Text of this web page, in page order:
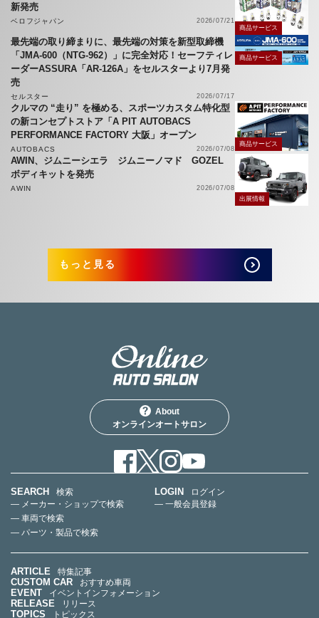
新発売
ベロフジャパン
2026/07/21
商品サービス
最先端の取り締まりに、最先端の対策を新型取締機
「JMA-600（NTG-962）」に完全対応！セーフティレ
ーダーASSURA「AR-126A」をセルスターより7月発
売
セルスター 2026/07/17
商品サービス
クルマの “走り” を極める、スポーツカスタム特化型
の新コンセプトストア「A PIT AUTOBACS
PERFORMANCE FACTORY 大阪」オープン
AUTOBACS 2026/07/08
商品サービス
AWIN、ジムニーシエラ ジムニーノマド GOZEL
ボディキットを発売
AWIN
2026/07/08
出展情報
もっと見る
About
オンラインオートサロン
SEARCH
検索
— メーカー・ショップで検索
— 車両で検索
— パーツ・製品で検索
LOGIN
ログイン
— 一般会員登録
ARTICLE 特集記事
CUSTOM CAR おすすめ車両
EVENT イベントインフォメーション
RELEASE リリース
TOPICS トピックス